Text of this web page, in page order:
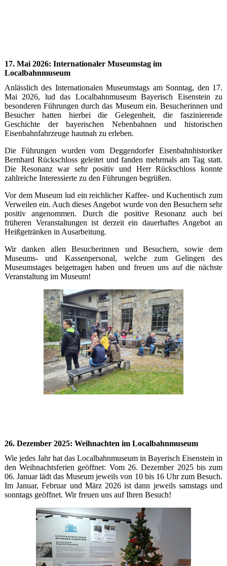
17. Mai 2026: Internationaler Museumstag im
Localbahnmuseum
Anlässlich des Internationalen Museumstags am Sonntag, den 17.
Mai 2026, lud das Localbahnmuseum Bayerisch Eisenstein zu
besonderen Führungen durch das Museum ein. Besucherinnen und
Besucher hatten hierbei die Gelegenheit, die faszinierende
Geschichte der bayerischen Nebenbahnen und historischen
Eisenbahnfahrzeuge hautnah zu erleben.
Die Führungen wurden vom Deggendorfer Eisenbahnhistoriker
Bernhard Rückschloss geleitet und fanden mehrmals am Tag statt.
Die Resonanz war sehr positiv und Herr Rückschloss konnte
zahlreiche Interessierte zu den Führungen begrüßen.
Vor dem Museum lud ein reichlicher Kaffee- und Kuchentisch zum
Verweilen ein. Auch dieses Angebot wurde von den Besuchern sehr
positiv angenommen. Durch die positive Resonanz auch bei
früheren Veranstaltungen ist derzeit ein dauerhaftes Angebot an
Heißgetränken in Ausarbeitung.
Wir danken allen Besucherinnen und Besuchern, sowie dem
Museums- und Kassenpersonal, welche zum Gelingen des
Museumstages beigetragen haben und freuen uns auf die nächste
Veranstaltung im Museum!
26. Dezember 2025: Weihnachten im Localbahnmuseum
Wie jedes Jahr hat das Localbahnmuseum in Bayerisch Eisenstein in
den Weihnachtsferien geöffnet: Vom 26. Dezember 2025 bis zum
06. Januar lädt das Museum jeweils von 10 bis 16 Uhr zum Besuch.
Im Januar, Februar und März 2026 ist dann jeweils samstags und
sonntags geöffnet. Wir freuen uns auf Ihren Besuch!